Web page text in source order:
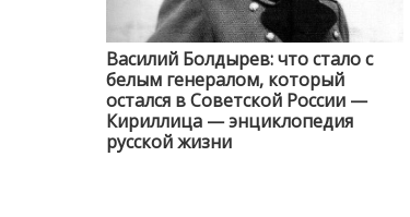
Василий Болдырев: что стало с
белым генералом, который
остался в Советской России —
Кириллица — энциклопедия
русской жизни